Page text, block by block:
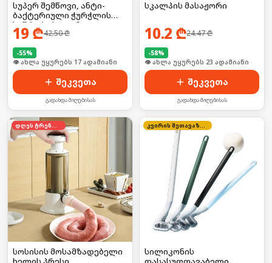
სუპერ შემწოვი, ანტი-
ბაქტერიული ჭურჭლის
საშრობი ხალიჩა
19 ₾42.50₾
-55%
🛒 ბოლო 24სთ-ში იყიდა 26-მა
შეკვეთა
გადახდა მიღებისას
სკალპის მასაჟორი
10.2 ₾24.47₾
-58%
🛒 ბოლო 24სთ-ში იყიდა 36-მა
შეკვეთა
გადახდა მიღებისას
დღეს ტრენდში
სოსისის მოსამზადებელი
კვირის შეთავაზება
სილიკონის